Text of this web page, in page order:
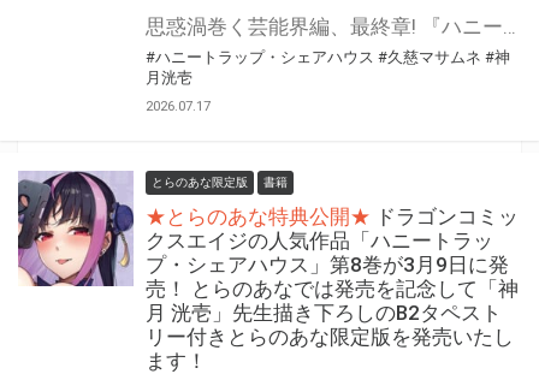
#ハニートラップ・シェアハウス #久慈マサムネ #神
月洸壱
2026.07.17
とらのあな限定版 書籍
★とらのあな特典公開★ ドラゴンコミッ
クスエイジの人気作品「ハニートラッ
プ・シェアハウス」第8巻が3月9日に発
売！ とらのあなでは発売を記念して「神
月 洸壱」先生描き下ろしのB2タペスト
リー付きとらのあな限定版を発売いたし
ます！